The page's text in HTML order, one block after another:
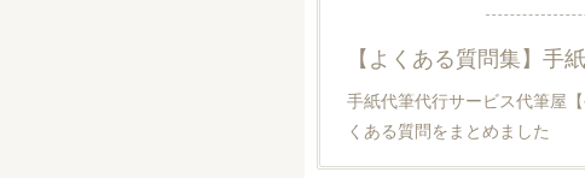
手紙代筆代行サービス代筆屋
くある質問をまとめました